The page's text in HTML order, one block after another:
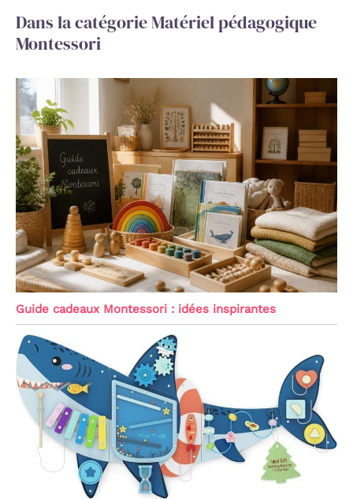
Dans la catégorie Matériel pédagogique
Montessori
Guide cadeaux Montessori : idées inspirantes